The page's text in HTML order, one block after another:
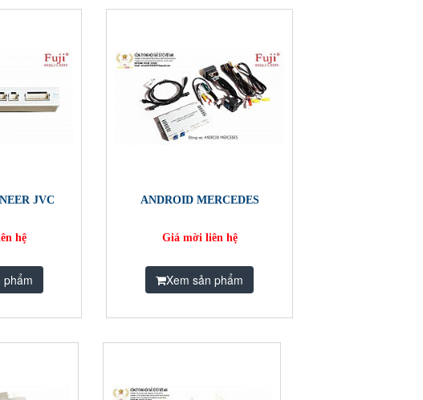
JVC
hệ
phẩm
ANDROID MERCEDES
Giá mời liên hệ
Xem sản phẩm